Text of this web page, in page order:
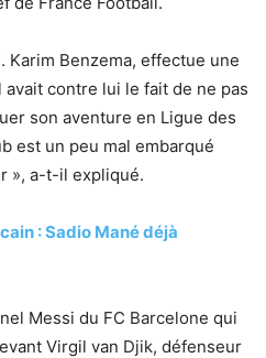
Karim Benzema, effectue une
contre lui le fait de ne pas
son aventure en Ligue des
est un peu mal embarqué
», a-t-il expliqué.
: Sadio Mané déjà
Messi du FC Barcelone qui
Virgil van Djik, défenseur